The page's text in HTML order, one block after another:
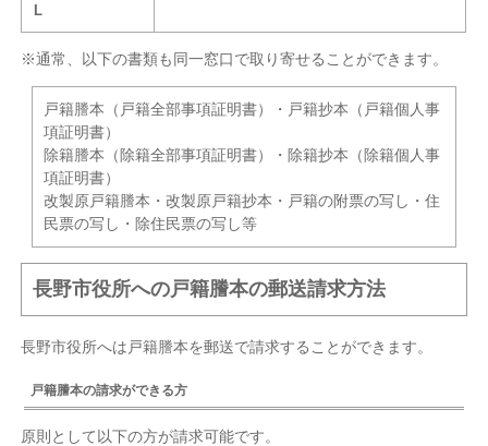
L
※通常、以下の書類も同一窓口で取り寄せることができます。
戸籍謄本（戸籍全部事項証明書）・戸籍抄本（戸籍個人事
項証明書）
除籍謄本（除籍全部事項証明書）・除籍抄本（除籍個人事
項証明書）
改製原戸籍謄本・改製原戸籍抄本・戸籍の附票の写し・住
民票の写し・除住民票の写し等
長野市役所への戸籍謄本の郵送請求方法
長野市役所へは戸籍謄本を郵送で請求することができます。
戸籍謄本の請求ができる方
原則として以下の方が請求可能です。